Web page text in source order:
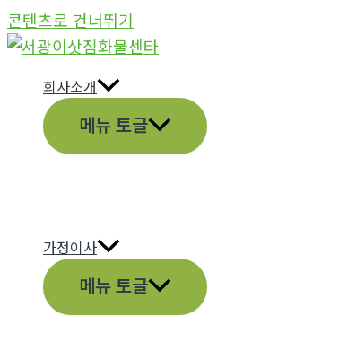
콘텐츠로 건너뛰기
회사소개
메뉴 토글
가정이사
메뉴 토글